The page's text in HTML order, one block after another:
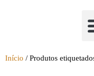
Início / Produtos